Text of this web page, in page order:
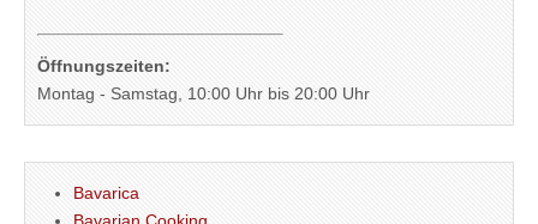
Öffnungszeiten:
Montag - Samstag, 10:00 Uhr bis 20:00 Uhr
Bavarica
Bavarian Cooking